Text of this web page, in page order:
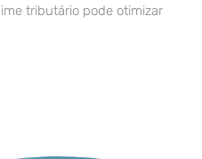
tributário pode otimizar